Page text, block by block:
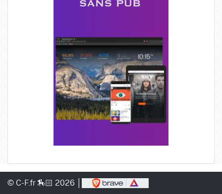
© C-F.fr 🏇🏻 2026 │